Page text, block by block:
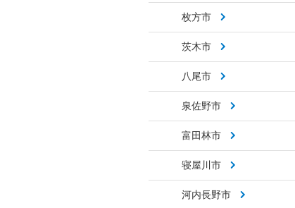
枚方市
茨木市
八尾市
泉佐野市
富田林市
寝屋川市
河内長野市